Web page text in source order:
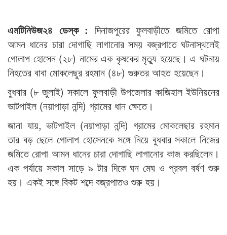
এমটিনিউজ২৪ ডেস্ক : দিনাজপুরের ফুলবাড়ীতে জমিতে রোপা
আমন ধানের চারা দোগাছি লাগানোর সময় বজ্রপাতে ঘটনাস্থলেই
গোলাপ হোসেন (২৮) নামের এক কৃষকের মৃত্যু হয়েছে। এ ঘটনায়
নিহতের বাবা মোকলেছুর রহমান (৪৮) গুরুতর আহত হয়েছেন।
বুধবার (৮ জুলাই) সকালে ফুলবাড়ী উপজেলার কাজিহাল ইউনিয়নের
ভাটপাইল (নয়াপাড়া নন্দি) গ্রামের ধান ক্ষেতে।
জানা যায়, ভাটপাইল (নয়াপাড়া নন্দি) গ্রামের মোকলেছার রহমান
তার বড় ছেলে গোলাপ হোসেনকে সঙ্গে নিয়ে বুধবার সকালে নিজের
জমিতে রোপা আমন ধানের চারা দোগাছি লাগানোর কাজ করছিলেন।
এক পর্যায়ে সকাল সাড়ে ৯ টার দিকে ঘন মেঘ ও প্রবল বর্ষণ শুরু
হয়। একই সঙ্গে বিকট শব্দে বজ্রপাতও শুরু হয়।